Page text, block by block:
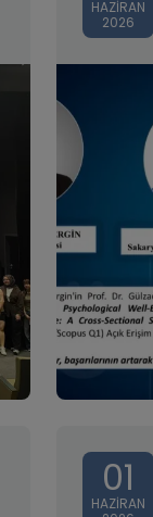
HAZIRAN
2026
01
HAZIRAN